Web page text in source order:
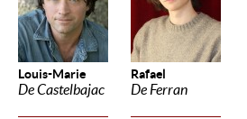
Louis-Marie
De Castelbajac
Rafael
De Ferran